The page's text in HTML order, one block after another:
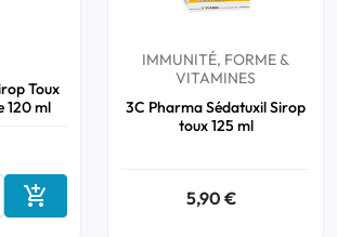
Toux
120 ml
Ajouter au panier
IMMUNITÉ, FORME &
VITAMINES
3C Pharma Sédatuxil Sirop
toux 125 ml
5,90 €